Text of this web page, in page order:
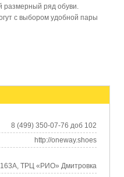
размерный ряд обуви.
с выбором удобной пары
8 (499) 350-07-76 доб 102
http://oneway.shoes
ТРЦ «РИО» Дмитровка